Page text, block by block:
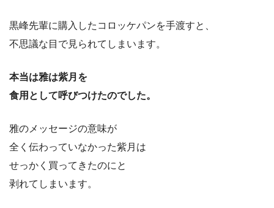
黒峰先輩に購入したコロッケパンを手渡すと、
不思議な目で見られてしまいます。
本当は雅は紫月を
食用として呼びつけたのでした。
雅のメッセージの意味が
全く伝わっていなかった紫月は
せっかく買ってきたのにと
剥れてしまいます。